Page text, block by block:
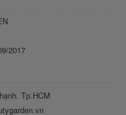
2017
Tp.HCM